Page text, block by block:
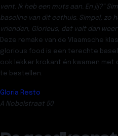
vent. Ik heb een muts aan. En jij?”
baseline van dit eethuis. Simpel, zo
vrienden, Glorieus, dat valt dan
Deze remake van de Vlaamsche
glorious food is een terechte
ook lekker krokant én kwamen
te bestellen.
Gloria Resto
A Nobelstraat 50